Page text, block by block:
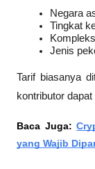
Negara
Tingkat
Jenis
Tarif biasanya
kontributor
Baca Juga:
yang Wajib